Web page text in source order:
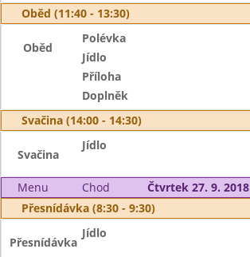
Oběd (11:40 - 13:30)
Oběd
Polévka
Jídlo
Příloha
Doplněk
Svačina (14:00 - 14:30)
Svačina
Jídlo
Menu Chod
Čtvrtek 27. 9. 2018
Přesnídávka (8:30 - 9:30)
Přesnídávka
Jídlo